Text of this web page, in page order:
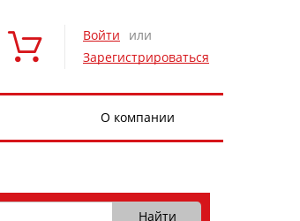
Войти
или
Зарегистрироваться
О компании